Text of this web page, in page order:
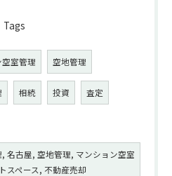
Tags
室管理 空地管理
相続 投資 査定
, 名古屋, 空地管理, マンション空室
スペース, 不動産売却